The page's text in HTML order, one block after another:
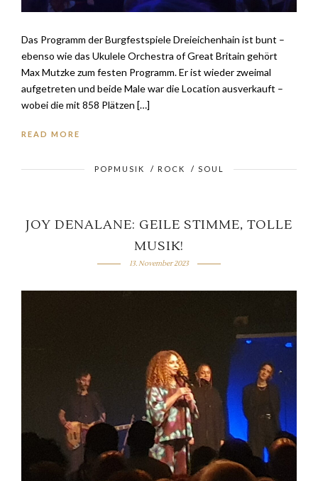
Das Programm der Burgfestspiele Dreieichenhain ist bunt –
ebenso wie das Ukulele Orchestra of Great Britain gehört
Max Mutzke zum festen Programm. Er ist wieder zweimal
aufgetreten und beide Male war die Location ausverkauft –
wobei die mit 858 Plätzen […]
READ MORE
POPMUSIK / ROCK / SOUL
JOY DENALANE: GEILE STIMME, TOLLE
MUSIK!
13. November 2023